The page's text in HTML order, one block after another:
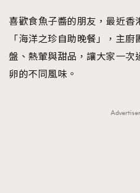
喜歡食魚子醬的朋友，最近香
「海洋之珍自助晚餐」，主
盤、熱葷與甜品，讓大家一次
卵的不同風味。